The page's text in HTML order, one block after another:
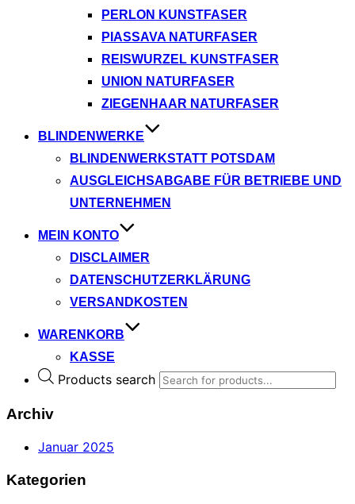
PERLON KUNSTFASER
PIASSAVA NATURFASER
REISWURZEL KUNSTFASER
UNION NATURFASER
ZIEGENHAAR NATURFASER
BLINDENWERKE
BLINDENWERKSTATT POTSDAM
AUSGLEICHSABGABE FÜR BETRIEBE UND
UNTERNEHMEN
MEIN KONTO
DISCLAIMER
DATENSCHUTZERKLÄRUNG
VERSANDKOSTEN
WARENKORB
KASSE
Products search
Archiv
Januar 2025
Kategorien